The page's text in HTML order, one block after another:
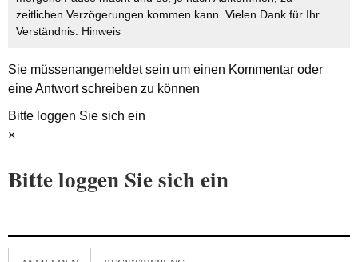
zeitlichen Verzögerungen kommen kann. Vielen Dank für Ihr
Verständnis. Hinweis
Sie müssenangemeldetsein um einen Kommentar oder
eine Antwort schreiben zu können
Bitte loggen Sie sich ein
×
Bitte loggen Sie sich ein